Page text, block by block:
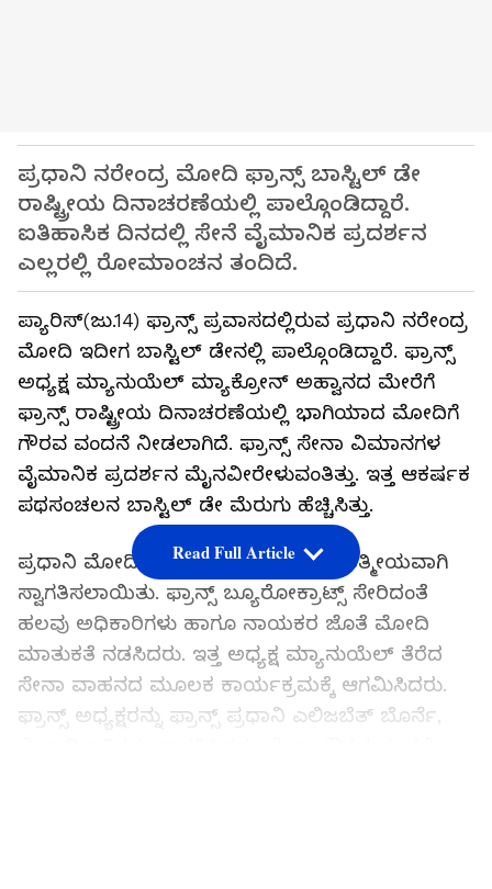
ಪ್ರಧಾನಿ ನರೇಂದ್ರ ಮೋದಿ ಫ್ರಾನ್ಸ್ ಬಾಸ್ಟಿಲ್ ಡೇ
ರಾಷ್ಟ್ರೀಯ ದಿನಾಚರಣೆಯಲ್ಲಿ ಪಾಲ್ಗೊಂಡಿದ್ದಾರೆ.
ಐತಿಹಾಸಿಕ ದಿನದಲ್ಲಿ ಸೇನೆ ವೈಮಾನಿಕ ಪ್ರದರ್ಶನ
ಎಲ್ಲರಲ್ಲಿ ರೋಮಾಂಚನ ತಂದಿದೆ.
ಪ್ಯಾರಿಸ್(ಜು.14) ಫ್ರಾನ್ಸ್ ಪ್ರವಾಸದಲ್ಲಿರುವ ಪ್ರಧಾನಿ ನರೇಂದ್ರ
ಮೋದಿ ಇದೀಗ ಬಾಸ್ಟಿಲ್ ಡೇನಲ್ಲಿ ಪಾಲ್ಗೊಂಡಿದ್ದಾರೆ. ಫ್ರಾನ್ಸ್
ಅಧ್ಯಕ್ಷ ಮ್ಯಾನುಯೆಲ್ ಮ್ಯಾಕ್ರೋನ್ ಅಹ್ವಾನದ ಮೇರೆಗೆ
ಫ್ರಾನ್ಸ್ ರಾಷ್ಟ್ರೀಯ ದಿನಾಚರಣೆಯಲ್ಲಿ ಭಾಗಿಯಾದ ಮೋದಿಗೆ
ಗೌರವ ವಂದನೆ ನೀಡಲಾಗಿದೆ. ಫ್ರಾನ್ಸ್ ಸೇನಾ ವಿಮಾನಗಳ
ವೈಮಾನಿಕ ಪ್ರದರ್ಶನ ಮೈನವೀರೇಳುವಂತಿತ್ತು. ಇತ್ತ ಆಕರ್ಷಕ
ಪಥಸಂಚಲನ ಬಾಸ್ಟಿಲ್ ಡೇ ಮೆರುಗು ಹೆಚ್ಚಿಸಿತ್ತು.
ಪ್ರಧಾನಿ ಮೋದಿಯನ್ನು ಈ ಕಾರ್ಯಕ್ರಮಕ್ಕೆ ಆತ್ಮೀಯವಾಗಿ
ಸ್ವಾಗತಿಸಲಾಯಿತು. ಫ್ರಾನ್ಸ್ ಬ್ಯೂರೋಕ್ರಾಟ್ಸ್ ಸೇರಿದಂತೆ
ಹಲವು ಅಧಿಕಾರಿಗಳು ಹಾಗೂ ನಾಯಕರ ಜೊತೆ ಮೋದಿ
ಮಾತುಕತೆ ನಡಸಿದರು. ಇತ್ತ ಅಧ್ಯಕ್ಷ ಮ್ಯಾನುಯೆಲ್ ತೆರೆದ
ಸೇನಾ ವಾಹನದ ಮೂಲಕ ಕಾರ್ಯಕ್ರಮಕ್ಕೆ ಆಗಮಿಸಿದರು.
ಫ್ರಾನ್ಸ್ ಅಧ್ಯಕ್ಷರನ್ನು ಫ್ರಾನ್ಸ್ ಪ್ರಧಾನಿ ಎಲಿಜಬೆತ್ ಬೊರ್ನೆ,
Read Full Article